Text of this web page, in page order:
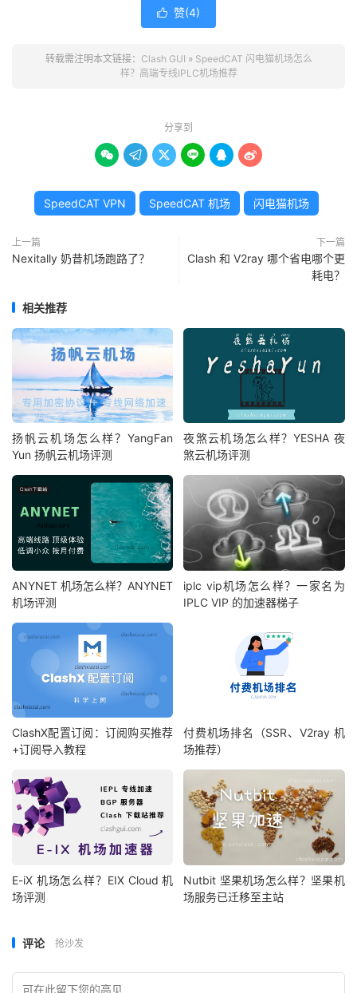
 赞(4)
转载需注明本文链接： Clash GUI » SpeedCAT 闪电猫机场怎么
样？高端专线IPLC机场推荐
分享到
     
SpeedCAT VPN SpeedCAT 机场 闪电猫机场
上一篇
Nexitally 奶昔机场跑路了？
下一篇
Clash 和 V2ray 哪个省电哪个更
耗电？
相关推荐
扬帆云机场怎么样？YangFan
Yun 扬帆云机场评测
夜煞云机场怎么样？YESHA 夜
煞云机场评测
ANYNET 机场怎么样？ANYNET
机场评测
iplc vip机场怎么样？一家名为
IPLC VIP 的加速器梯子
ClashX配置订阅：订阅购买推荐
+订阅导入教程
付费机场排名（SSR、V2ray 机
场推荐）
E-iX 机场怎么样？EIX Cloud 机
场评测
Nutbit 坚果机场怎么样？坚果机
场服务已迁移至主站
评论 抢沙发